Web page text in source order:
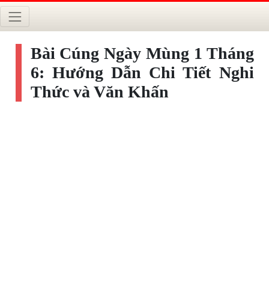
Bài Cúng Ngày Mùng 1 Tháng
6: Hướng Dẫn Chi Tiết Nghi
Thức và Văn Khấn